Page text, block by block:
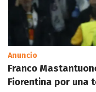
Anuncio
Franco
Fiorentina por una